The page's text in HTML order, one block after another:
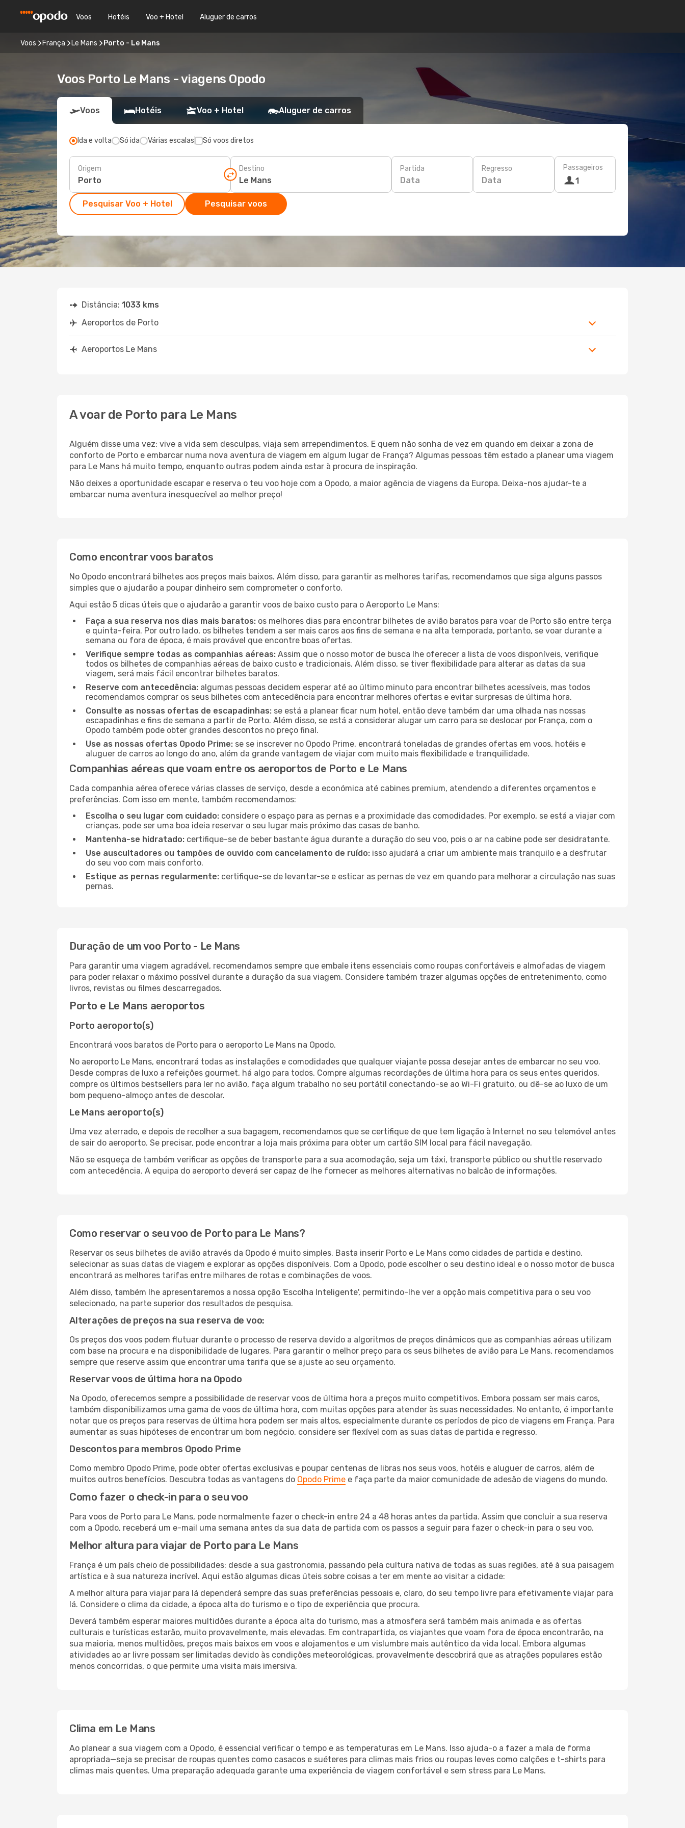
Voos Hotéis Voo + Hotel Aluguer de carros
Voos França Le Mans Porto - Le Mans
Voos Porto Le Mans - viagens Opodo
Voos Hotéis Voo + Hotel Aluguer de carros
Ida e volta Só ida Várias escalas Só voos diretos
Origem Destino Partida
Data
Regresso
Data
Passageiros
1
Pesquisar Voo + Hotel Pesquisar voos
Distância: 1033 kms
Aeroportos de Porto
Aeroportos Le Mans
A voar de Porto para Le Mans
Alguém disse uma vez: vive a vida sem desculpas, viaja sem arrependimentos. E quem não sonha de vez em quando em deixar a zona de
conforto de Porto e embarcar numa nova aventura de viagem em algum lugar de França? Algumas pessoas têm estado a planear uma viagem
para Le Mans há muito tempo, enquanto outras podem ainda estar à procura de inspiração.
Não deixes a oportunidade escapar e reserva o teu voo hoje com a Opodo, a maior agência de viagens da Europa. Deixa-nos ajudar-te a
embarcar numa aventura inesquecível ao melhor preço!
Como encontrar voos baratos
No Opodo encontrará bilhetes aos preços mais baixos. Além disso, para garantir as melhores tarifas, recomendamos que siga alguns passos
simples que o ajudarão a poupar dinheiro sem comprometer o conforto.
Aqui estão 5 dicas úteis que o ajudarão a garantir voos de baixo custo para o Aeroporto Le Mans:
Faça a sua reserva nos dias mais baratos: os melhores dias para encontrar bilhetes de avião baratos para voar de Porto são entre terça
e quinta-feira. Por outro lado, os bilhetes tendem a ser mais caros aos fins de semana e na alta temporada, portanto, se voar durante a
semana ou fora de época, é mais provável que encontre boas ofertas.
Verifique sempre todas as companhias aéreas: Assim que o nosso motor de busca lhe oferecer a lista de voos disponíveis, verifique
todos os bilhetes de companhias aéreas de baixo custo e tradicionais. Além disso, se tiver flexibilidade para alterar as datas da sua
viagem, será mais fácil encontrar bilhetes baratos.
Reserve com antecedência: algumas pessoas decidem esperar até ao último minuto para encontrar bilhetes acessíveis, mas todos
recomendamos comprar os seus bilhetes com antecedência para encontrar melhores ofertas e evitar surpresas de última hora.
Consulte as nossas ofertas de escapadinhas: se está a planear ficar num hotel, então deve também dar uma olhada nas nossas
escapadinhas e fins de semana a partir de Porto. Além disso, se está a considerar alugar um carro para se deslocar por França, com o
Opodo também pode obter grandes descontos no preço final.
Use as nossas ofertas Opodo Prime: se se inscrever no Opodo Prime, encontrará toneladas de grandes ofertas em voos, hotéis e
aluguer de carros ao longo do ano, além da grande vantagem de viajar com muito mais flexibilidade e tranquilidade.
Companhias aéreas que voam entre os aeroportos de Porto e Le Mans
Cada companhia aérea oferece várias classes de serviço, desde a económica até cabines premium, atendendo a diferentes orçamentos e
preferências. Com isso em mente, também recomendamos:
Escolha o seu lugar com cuidado: considere o espaço para as pernas e a proximidade das comodidades. Por exemplo, se está a viajar com
crianças, pode ser uma boa ideia reservar o seu lugar mais próximo das casas de banho.
Mantenha-se hidratado: certifique-se de beber bastante água durante a duração do seu voo, pois o ar na cabine pode ser desidratante.
Use auscultadores ou tampões de ouvido com cancelamento de ruído: isso ajudará a criar um ambiente mais tranquilo e a desfrutar
do seu voo com mais conforto.
Estique as pernas regularmente: certifique-se de levantar-se e esticar as pernas de vez em quando para melhorar a circulação nas suas
pernas.
Duração de um voo Porto - Le Mans
Para garantir uma viagem agradável, recomendamos sempre que embale itens essenciais como roupas confortáveis e almofadas de viagem
para poder relaxar o máximo possível durante a duração da sua viagem. Considere também trazer algumas opções de entretenimento, como
livros, revistas ou filmes descarregados.
Porto e Le Mans aeroportos
Porto aeroporto(s)
Encontrará voos baratos de Porto para o aeroporto Le Mans na Opodo.
No aeroporto Le Mans, encontrará todas as instalações e comodidades que qualquer viajante possa desejar antes de embarcar no seu voo.
Desde compras de luxo a refeições gourmet, há algo para todos. Compre algumas recordações de última hora para os seus entes queridos,
compre os últimos bestsellers para ler no avião, faça algum trabalho no seu portátil conectando-se ao Wi-Fi gratuito, ou dê-se ao luxo de um
bom pequeno-almoço antes de descolar.
Le Mans aeroporto(s)
Uma vez aterrado, e depois de recolher a sua bagagem, recomendamos que se certifique de que tem ligação à Internet no seu telemóvel antes
de sair do aeroporto. Se precisar, pode encontrar a loja mais próxima para obter um cartão SIM local para fácil navegação.
Não se esqueça de também verificar as opções de transporte para a sua acomodação, seja um táxi, transporte público ou shuttle reservado
com antecedência. A equipa do aeroporto deverá ser capaz de lhe fornecer as melhores alternativas no balcão de informações.
Como reservar o seu voo de Porto para Le Mans?
Reservar os seus bilhetes de avião através da Opodo é muito simples. Basta inserir Porto e Le Mans como cidades de partida e destino,
selecionar as suas datas de viagem e explorar as opções disponíveis. Com a Opodo, pode escolher o seu destino ideal e o nosso motor de busca
encontrará as melhores tarifas entre milhares de rotas e combinações de voos.
Além disso, também lhe apresentaremos a nossa opção 'Escolha Inteligente', permitindo-lhe ver a opção mais competitiva para o seu voo
selecionado, na parte superior dos resultados de pesquisa.
Alterações de preços na sua reserva de voo:
Os preços dos voos podem flutuar durante o processo de reserva devido a algoritmos de preços dinâmicos que as companhias aéreas utilizam
com base na procura e na disponibilidade de lugares. Para garantir o melhor preço para os seus bilhetes de avião para Le Mans, recomendamos
sempre que reserve assim que encontrar uma tarifa que se ajuste ao seu orçamento.
Reservar voos de última hora na Opodo
Na Opodo, oferecemos sempre a possibilidade de reservar voos de última hora a preços muito competitivos. Embora possam ser mais caros,
também disponibilizamos uma gama de voos de última hora, com muitas opções para atender às suas necessidades. No entanto, é importante
notar que os preços para reservas de última hora podem ser mais altos, especialmente durante os períodos de pico de viagens em França. Para
aumentar as suas hipóteses de encontrar um bom negócio, considere ser flexível com as suas datas de partida e regresso.
Descontos para membros Opodo Prime
Como membro Opodo Prime, pode obter ofertas exclusivas e poupar centenas de libras nos seus voos, hotéis e aluguer de carros, além de
muitos outros benefícios. Descubra todas as vantagens do Opodo Prime e faça parte da maior comunidade de adesão de viagens do mundo.
Como fazer o check-in para o seu voo
Para voos de Porto para Le Mans, pode normalmente fazer o check-in entre 24 a 48 horas antes da partida. Assim que concluir a sua reserva
com a Opodo, receberá um e-mail uma semana antes da sua data de partida com os passos a seguir para fazer o check-in para o seu voo.
Melhor altura para viajar de Porto para Le Mans
França é um país cheio de possibilidades: desde a sua gastronomia, passando pela cultura nativa de todas as suas regiões, até à sua paisagem
artística e à sua natureza incrível. Aqui estão algumas dicas úteis sobre coisas a ter em mente ao visitar a cidade:
A melhor altura para viajar para lá dependerá sempre das suas preferências pessoais e, claro, do seu tempo livre para efetivamente viajar para
lá. Considere o clima da cidade, a época alta do turismo e o tipo de experiência que procura.
Deverá também esperar maiores multidões durante a época alta do turismo, mas a atmosfera será também mais animada e as ofertas
culturais e turísticas estarão, muito provavelmente, mais elevadas. Em contrapartida, os viajantes que voam fora de época encontrarão, na
sua maioria, menos multidões, preços mais baixos em voos e alojamentos e um vislumbre mais autêntico da vida local. Embora algumas
atividades ao ar livre possam ser limitadas devido às condições meteorológicas, provavelmente descobrirá que as atrações populares estão
menos concorridas, o que permite uma visita mais imersiva.
Clima em Le Mans
Ao planear a sua viagem com a Opodo, é essencial verificar o tempo e as temperaturas em Le Mans. Isso ajuda-o a fazer a mala de forma
apropriada—seja se precisar de roupas quentes como casacos e suéteres para climas mais frios ou roupas leves como calções e t-shirts para
climas mais quentes. Uma preparação adequada garante uma experiência de viagem confortável e sem stress para Le Mans.